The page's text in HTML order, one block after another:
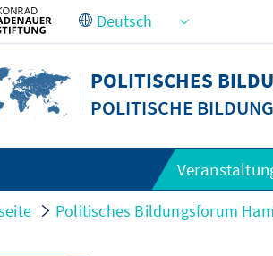
POLITISCHES
POLITISCHE
Politisches Bildungsforum